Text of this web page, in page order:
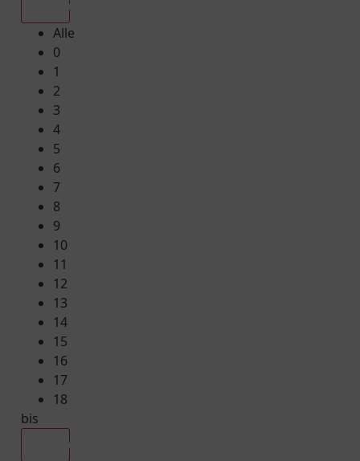
Alle
0
1
2
3
4
5
6
7
8
9
10
11
12
13
14
15
16
17
18
bis